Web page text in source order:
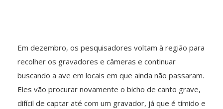
Em dezembro, os pesquisadores voltam à região para
recolher os gravadores e câmeras e continuar
buscando a ave em locais em que ainda não passaram.
Eles vão procurar novamente o bicho de canto grave,
difícil de captar até com um gravador, já que é tímido e